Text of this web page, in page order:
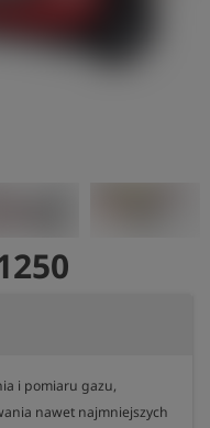
i pomiaru gazu,
nawet najmniejszych